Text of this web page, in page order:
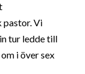
pastor. Vi
tur ledde till
i över sex